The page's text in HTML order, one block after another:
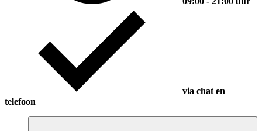
via chat en
telefoon